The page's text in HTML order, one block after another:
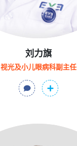
刘力旗
视光及小儿眼病科副主任